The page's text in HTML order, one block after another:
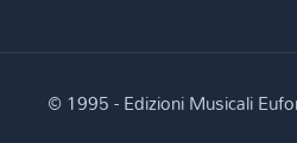
© 1995 - Edizioni Musicali